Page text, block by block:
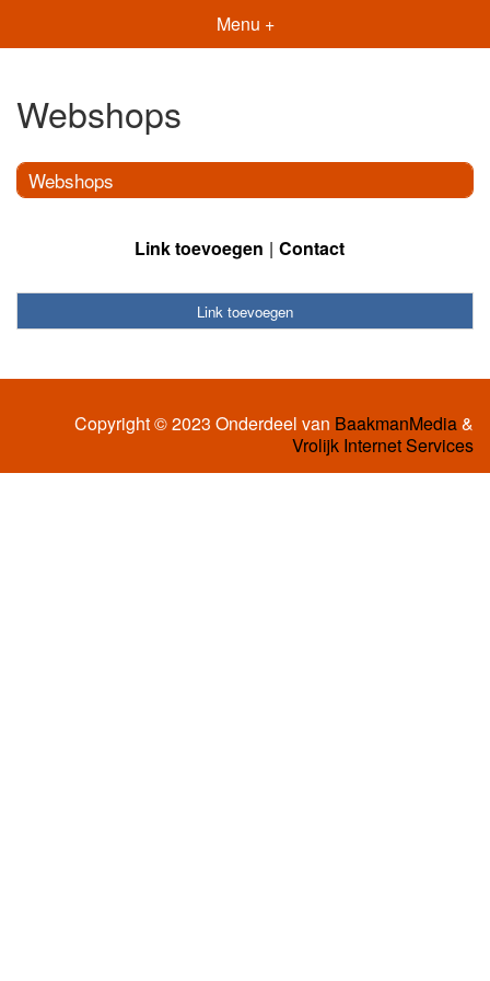
Menu +
Webshops
Webshops
Link toevoegen Contact
Link toevoegen
Copyright © 2023 Onderdeel van BaakmanMedia&
Vrolijk Internet Services